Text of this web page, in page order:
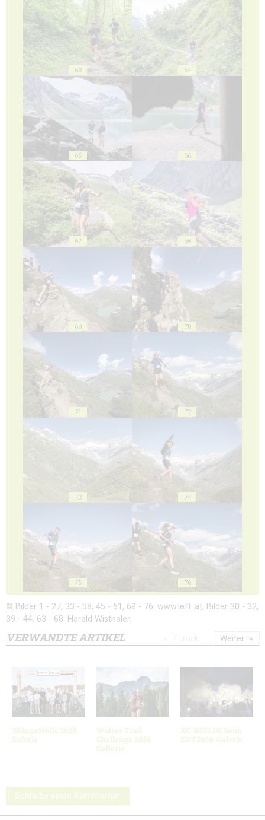
63 64
65 66
67 68
69 70
71 72
73 74
75 76
© Bilder 1 - 27, 33 - 38, 45 - 61, 69 - 76: www.lefti.at; Bilder 30 - 32,
39 - 44, 63 - 68: Harald Wisthaler;
VERWANDTE ARTIKEL
3Kings3Hills 2026:
Galerie
Walser Trail
Challenge 2026
Gallerie
XC-RUN.DE beim
ZUT2026: Galerie
Weiter
Schreibe einen Kommentar